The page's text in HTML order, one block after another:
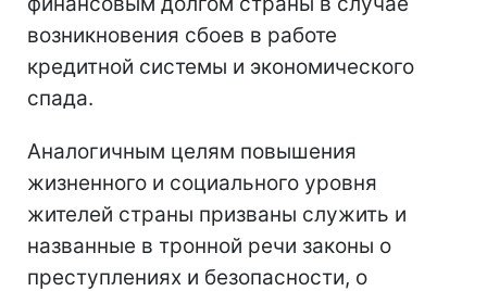
возникновения сбоев в работе
кредитной системы и экономического
спада.
Аналогичным целям повышения
жизненного и социального уровня
жителей страны призваны служить и
названные в тронной речи законы о
преступлениях и безопасности, о